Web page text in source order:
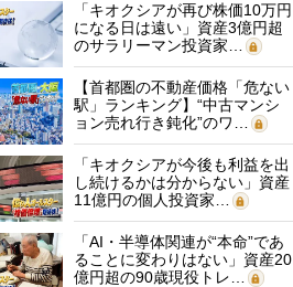
「キオクシアが再び株価10万円
になる日は遠い」資産3億円超
のサラリーマン投資家…
【首都圏の不動産価格「危ない
駅」ランキング】“中古マンシ
ョン売れ行き鈍化”のワ…
「キオクシアが今後も利益を出
し続けるかは分からない」資産
11億円の個人投資家…
「AI・半導体関連が“本命”であ
ることに変わりはない」資産20
億円超の90歳現役トレ…